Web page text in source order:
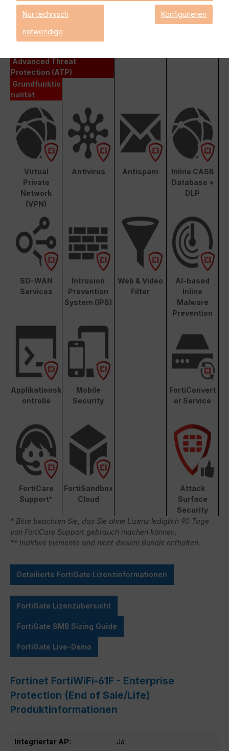
Fortinet Enterprise Protection
Enterprise Protection
Advanced Threat
Protection (ATP)
Grundfunktio
nalität
Virtual
Private
Network
(VPN)
Antivirus Antispam
Inline CASB
Database +
DLP
SD-WAN
Services
Intrusion
Prevention
System (IPS)
Web & Video
Filter
AI-based
Inline
Malware
Prevention
Applikationsk
ontrolle
Mobile
Security
FortiConvert
er Service
FortiCare
Support*
FortiSandbox
Cloud
Attack
Surface
Security
* Bitte beachten Sie, das Sie ohne Lizenz lediglich 90 Tage
von FortiCare Support gebrauch machen können.
** Inaktive Elemente sind nicht diesem Bundle enthalten.
Detailierte FortiGate Lizenzinformationen
FortiGate Lizenzübersicht
FortiGate SMB Sizing Guide
FortiGate Live-Demo
Fortinet FortiWiFi-61F - Enterprise
Protection (End of Sale/Life)
Produktinformationen
Integrierter AP: Ja
Nur technisch
notwendige
Konfigurieren